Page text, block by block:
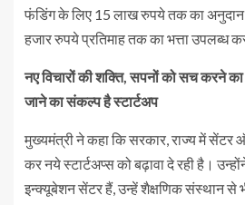
फंडिंग के लिए 15 लाख रुपये तक का अनुदान
हजार रुपये प्रतिमाह तक का भत्ता उपलब्ध
नए विचारों की शक्ति, सपनों को सच करने
जाने का संकल्प है स्टार्टअप
मुख्यमंत्री ने कहा कि सरकार, राज्य में
कर नये स्टार्टअप्स को बढ़ावा दे रही है।
इन्क्यूबेशन सेंटर हैं, उन्हें शैक्षणिक संस्थान से